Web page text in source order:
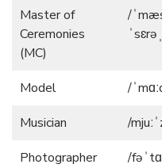
Master of
Ceremonies
(MC)
/
Model /
Musician
/
Photographer
/